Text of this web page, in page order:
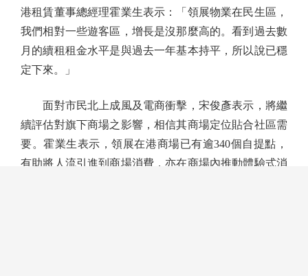
港租賃董事總經理霍業生表示：「領展物業在民生區，
我們相對一些遊客區，增長是沒那麼高的。看到過去數
月的續租租金水平是與過去一年基本持平，所以說已穩
定下來。」
面對市民北上成風及電商衝擊，宋俊彥表示，將繼
續評估對旗下商場之影響，相信其商場定位貼合社區需
要。霍業生表示，領展在港商場已有逾340個自提點，
有助將人流引進到商場消費，亦在商場內推動體驗式消